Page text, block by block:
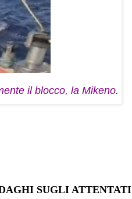
il blocco, la Mikeno.
SUGLI ATTENTATI